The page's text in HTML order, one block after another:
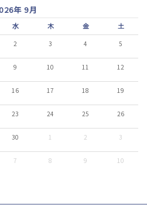
年 9月
水 木 金 土
2 3 4
5
9 10 11
12
16 17 18
19
23 24 25
26
30 1 2
3
7 8 9
10